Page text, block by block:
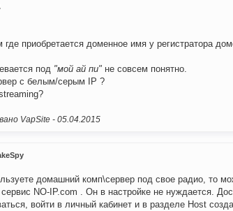
где приобретается доменное имя у регистратора
под "мой ай пи" не совсем понятно.
с белым/серым IP ?
VapSite - 05.04.2015
домашний комп\сервер под свое радио, то
сервис NO-IP.com . Он в настройке не нуждается.
войти в личный кабинет и в разделе Host